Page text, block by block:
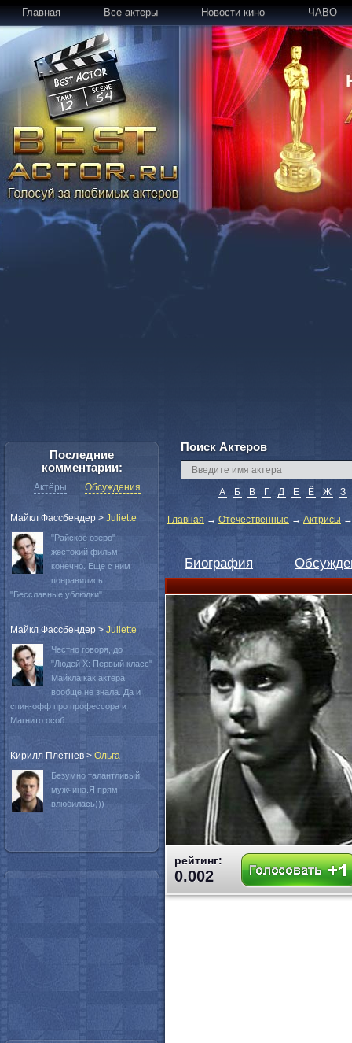
Главная Все актеры Новости кино ЧАВО
Поиск Актеров
А Б В Г Д Е Ё Ж З
Главная → Отечественные → Актрисы
Биография
рейтинг:
0.002
Последние
комментарии:
Актёры Обсуждения
Майкл Фассбендер > Juliette
"Райское озеро"
жестокий фильм
конечно. Еще с ним
понравились
"Бесславные ублюдки"...
Майкл Фассбендер > Juliette
Честно говоря, до
"Людей Х: Первый класс"
Майкла как актера
вообще не знала. Да и
спин-офф про профессора и
Магнито особ...
Кирилл Плетнев > Oльга
Безумно талантливый
мужчина.Я прям
влюбилась)))